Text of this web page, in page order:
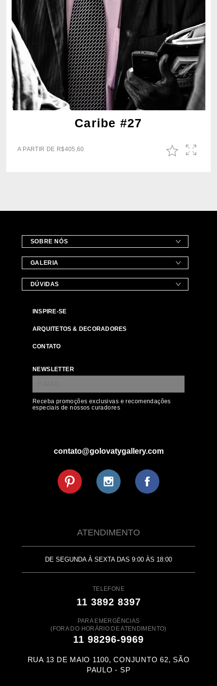
Caribe #27
A PARTIR DE R$405,60
SOBRE NÓS
GALERIA
DÚVIDAS
INSPIRE-SE
ARQUITETOS & DECORADORES
CONTATO
NEWSLETTER
Receba promoções exclusivas e recomendações
especiais de nossos curadores
contato@golovatygallery.com
ATENDIMENTO
DE SEGUNDA À SEXTA DAS 9:00 ÀS 18:00
TELEFONE
11 3892 8397
PARA EMERGÊNCIAS
(FORA DO HORÁRIO DE ATENDIMENTO)
11 98296-9969
RUA 13 DE MAIO 1100, CONJUNTO 62, SÃO
PAULO - SP